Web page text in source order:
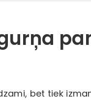
bet tiek